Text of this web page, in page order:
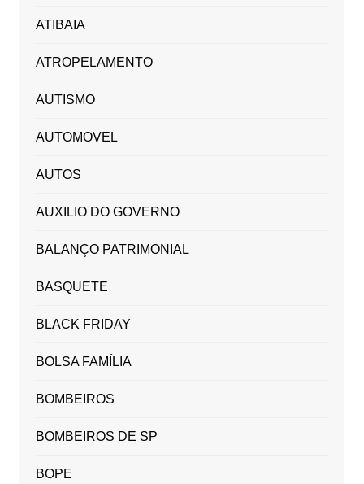
ATIBAIA
ATROPELAMENTO
AUTISMO
AUTOMOVEL
AUTOS
AUXILIO DO GOVERNO
BALANÇO PATRIMONIAL
BASQUETE
BLACK FRIDAY
BOLSA FAMÍLIA
BOMBEIROS
BOMBEIROS DE SP
BOPE